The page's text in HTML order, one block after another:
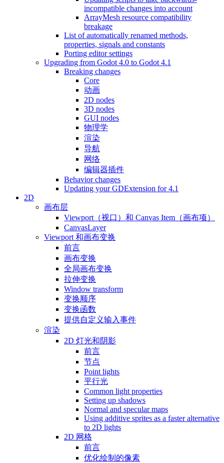
incompatible changes into account
ArrayMesh resource compatibility
breakage
List of automatically renamed methods,
properties, signals and constants
Porting editor settings
Upgrading from Godot 4.0 to Godot 4.1
Breaking changes
Core
动画
2D nodes
3D nodes
GUI nodes
物理学
渲染
导航
网络
编辑器插件
Behavior changes
Updating your GDExtension for 4.1
2D
画布层
Viewport（视口）和 Canvas Item（画布项）
CanvasLayer
Viewport 和画布变换
前言
画布变换
全局画布变换
拉伸变换
Window transform
变换顺序
变换函数
提供自定义输入事件
渲染
2D 灯光和阴影
前言
节点
Point lights
平行光
Common light properties
Setting up shadows
Normal and specular maps
Using additive sprites as a faster alternative
to 2D lights
2D 网格
前言
优化绘制的像素